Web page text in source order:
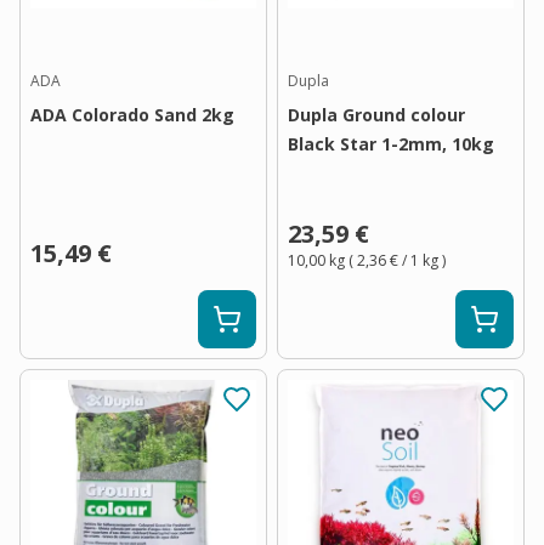
ADA
ADA Colorado Sand 2kg
15,49 €
Dupla
Dupla Ground colour
Black Star 1-2mm, 10kg
23,59 €
10,00 kg (2,36 €/ 1 kg)